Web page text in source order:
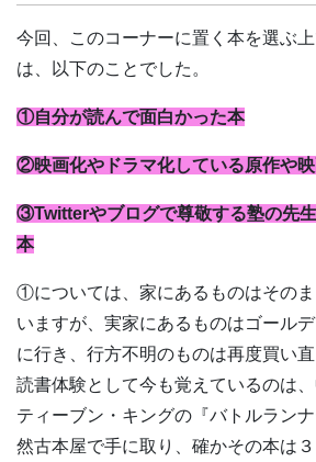
今回、このコーナーに置く本を選ぶ
は、以下のことでした。
①自分が読んで面白かった本
②映画化やドラマ化している原作や
③Twitterやブログで尊敬する塾の先
本
①については、家にあるものはその
いますが、実家にあるものはゴール
に行き、行方不明のものは再度買い
読書体験として今も覚えているのは
ティーブン・キングの『バトルラン
然古本屋で手に取り、確かその本は